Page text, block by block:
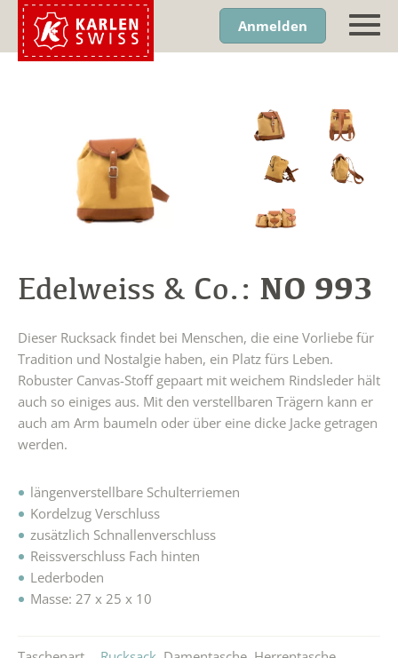
Anmelden
Edelweiss & Co.: NO 993
Dieser Rucksack findet bei Menschen, die eine Vorliebe für
Tradition und Nostalgie haben, ein Platz fürs Leben.
Robuster Canvas-Stoff gepaart mit weichem Rindsleder hält
auch so einiges aus. Mit den verstellbaren Trägern kann er
auch am Arm baumeln oder über eine dicke Jacke getragen
werden.
längenverstellbare Schulterriemen
Kordelzug Verschluss
zusätzlich Schnallenverschluss
Reissverschluss Fach hinten
Lederboden
Masse: 27 x 25 x 10